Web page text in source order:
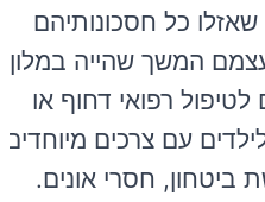
כל חסכונותיהם
המשך שהייה במלון.
לטיפול רפואי דחוף או
עם צרכים מיוחדים
ביטחון, חסרי אונים.